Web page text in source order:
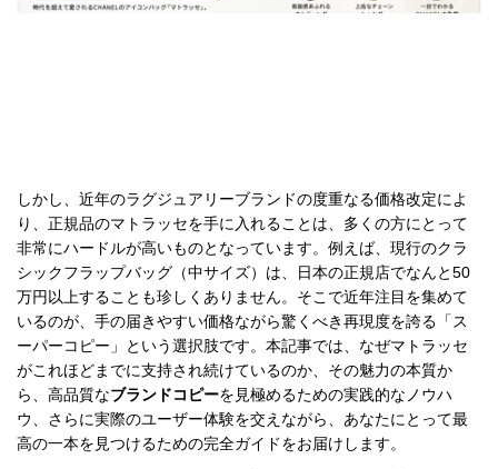
ブランド バッ
グ
バッグ種類
しかし、近年のラグジュアリーブランドの度重なる価格改定によ
り、正規品のマトラッセを手に入れることは、多くの方にとって
非常にハードルが高いものとなっています。例えば、現行のクラ
シックフラップバッグ（中サイズ）は、日本の正規店でなんと50
万円以上することも珍しくありません。そこで近年注目を集めて
いるのが、手の届きやすい価格ながら驚くべき再現度を誇る「ス
ーパーコピー」という選択肢です。本記事では、なぜマトラッセ
がこれほどまでに支持され続けているのか、その魅力の本質か
ら、高品質なブランドコピーを見極めるための実践的なノウハ
ウ、さらに実際のユーザー体験を交えながら、あなたにとって最
高の一本を見つけるための完全ガイドをお届けします。